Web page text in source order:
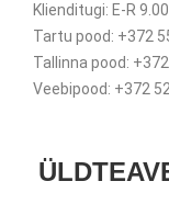
Klienditugi: E-R
Tartu pood: +372
Tallinna pood:
Veebipood: +372